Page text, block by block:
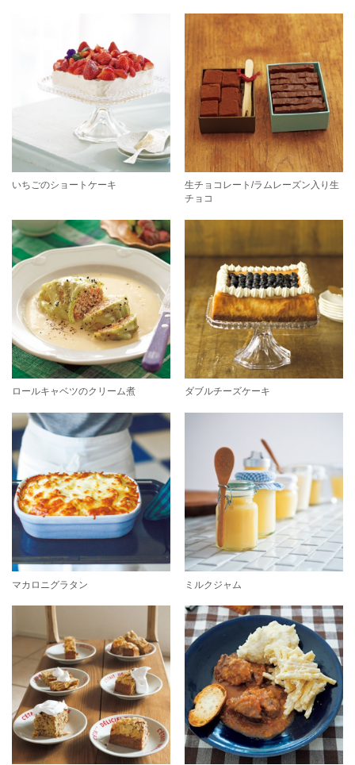
いちごのショートケーキ
生チョコレート/ラムレーズン入り生
チョコ
ロールキャベツのクリーム煮 ダブルチーズケーキ
マカロニグラタン ミルクジャム